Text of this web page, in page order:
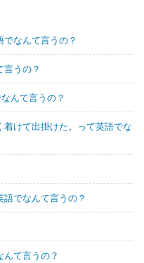
なんて言うの？
うの？
んて言うの？
けて出掛けた。って英語でな
でなんて言うの？
て言うの？